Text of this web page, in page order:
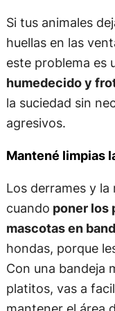
Si tus animales
huellas en las
este problema es
humedecido y
la suciedad sin
agresivos.
Mantené limpias
Los derrames y
cuando poner los
mascotas en
hondas, porque
Con una bandeja
platitos, vas a